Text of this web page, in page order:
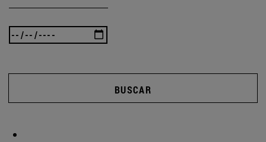
BUSCAR